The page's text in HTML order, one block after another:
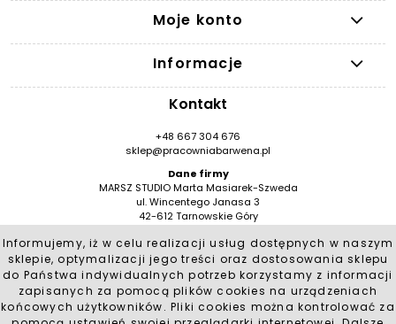
Informujemy, iż w celu realizacji usług dostępnych w naszym
sklepie, optymalizacji jego treści oraz dostosowania sklepu
do Państwa indywidualnych potrzeb korzystamy z informacji
zapisanych za pomocą plików cookies na urządzeniach
końcowych użytkowników. Pliki cookies można kontrolować za
Moje konto
Informacje
Kontakt
+48 667 304 676
sklep@pracowniabarwena.pl
Dane firmy
MARSZ STUDIO Marta Masiarek-Szweda
ul. Wincentego Janasa 3
42-612 Tarnowskie Góry
REGON: 384530909 / BDO 000553553
Social Media